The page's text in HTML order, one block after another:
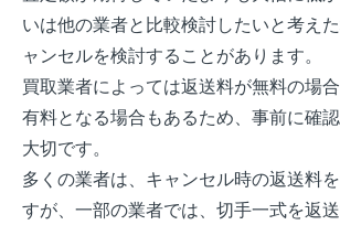
いは他の業者と比較検討したいと考え
ャンセルを検討することがあります。
買取業者によっては返送料が無料の場合
有料となる場合もあるため、事前に確
大切です。
多くの業者は、キャンセル時の返送料
すが、一部の業者では、切手一式を返